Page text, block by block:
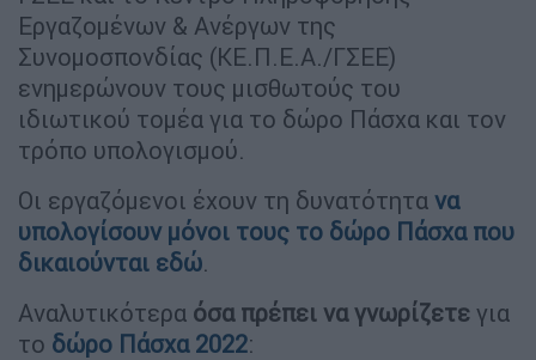
Εργαζομένων & Ανέργων της
Συνομοσπονδίας (ΚΕ.Π.Ε.Α./ΓΣΕΕ)
ενημερώνουν τους μισθωτούς του
ιδιωτικού τομέα για το δώρο Πάσχα και τον
τρόπο υπολογισμού.
Οι εργαζόμενοι έχουν τη δυνατότητα να
υπολογίσουν μόνοι τους το δώρο Πάσχα που
δικαιούνται εδώ.
Αναλυτικότερα όσα πρέπει να γνωρίζετε για
το δώρο Πάσχα 2022: